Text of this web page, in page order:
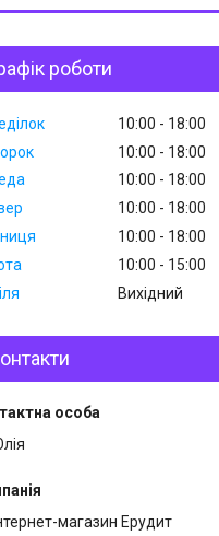
роботи
10:00
18:00
10:00
18:00
10:00
18:00
10:00
18:00
10:00
18:00
10:00
15:00
Вихідний
магазин Ерудит